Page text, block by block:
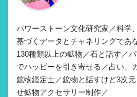
パワーストーン文化研究家／科学
基づくデータとチャネリングであ
130種類以上の鉱物／石と話す／
でハッピーを引き寄せる／占い、
鉱物鑑定士／鉱物と話すけど3次
せ鉱物アクセサリー制作／